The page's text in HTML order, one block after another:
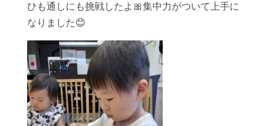
ひも通しにも挑戦したよ🎀集中力がついて上手に
なりました😊